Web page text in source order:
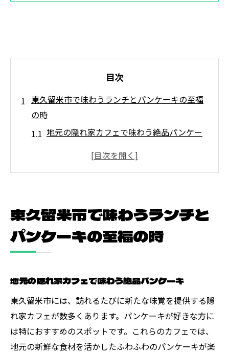
目次
東久留米市で味わうランチとパンケーキの至福
の時
地元の隠れ家カフェで味わう絶品パンケー
ランチとともに楽しむ東久留米市の新鮮食
めスポット
至福のランチタイムに欠かせないパンケー
キの選び方
魅力
東久留米市のランチスポットでリラックス
する方法
ランチタイムを彩る東久留米市のおすすめパン
ケーキ店
東久留米市で味わうランチと
パンケーキの至福の時
地元の隠れ家カフェで味わう絶品パンケーキ
東久留米市には、訪れるたびに新たな味覚を提供する隠
れ家カフェが数多くあります。パンケーキが好きな方に
は特におすすめのスポットです。これらのカフェでは、
地元の新鮮な食材を活かしたふわふわのパンケーキが楽